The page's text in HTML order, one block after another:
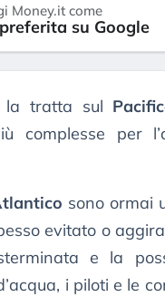
Money.it come
su Google
la tratta sul
complesse per
sono ormai
evitato o
e la
i piloti e le